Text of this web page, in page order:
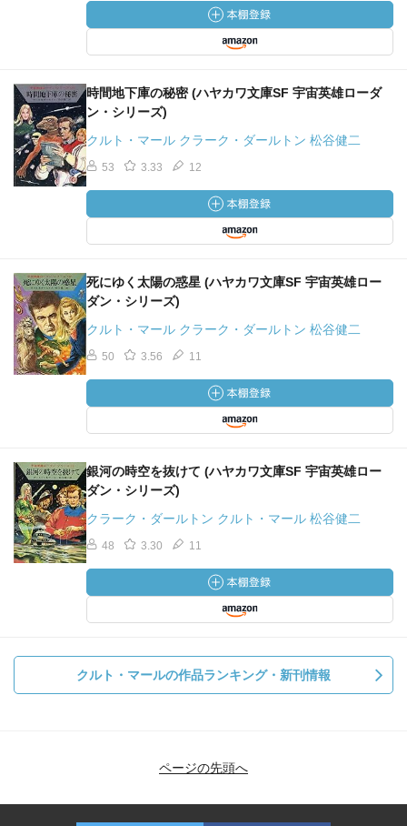
時間地下庫の秘密 (ハヤカワ文庫SF 宇宙英雄ローダ
ン・シリーズ)
クルト・マール クラーク・ダールトン 松谷健二
53 3.33 12
死にゆく太陽の惑星 (ハヤカワ文庫SF 宇宙英雄ロー
ダン・シリーズ)
クルト・マール クラーク・ダールトン 松谷健二
50 3.56 11
銀河の時空を抜けて (ハヤカワ文庫SF 宇宙英雄ロー
ダン・シリーズ)
クラーク・ダールトン クルト・マール 松谷健二
48 3.30 11
クルト・マールの作品ランキング・新刊情報
ページの先頭へ